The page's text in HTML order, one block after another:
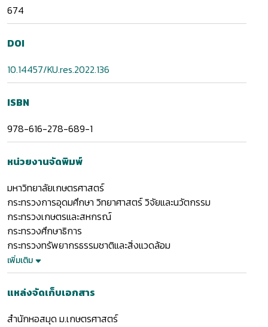
674
DOI
10.14457/KU.res.2022.136
ISBN
978-616-278-689-1
หน่วยงานจัดพิมพ์
มหาวิทยาลัยเกษตรศาสตร์
กระทรวงการอุดมศึกษา วิทยาศาสตร์ วิจัยและนวัตกรรม
กระทรวงเกษตรและสหกรณ์
กระทรวงศึกษาธิการ
กระทรวงทรัพยากรธรรมชาติและสิ่งแวดล้อม
เพิ่มเติม
แหล่งจัดเก็บเอกสาร
สำนักหอสมุด ม.เกษตรศาสตร์